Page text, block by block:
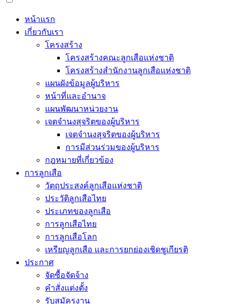
หน้าแรก
เกี่ยวกับเรา
โครงสร้าง
โครงสร้างคณะลูกเสือแห่งชาติ
โครงสร้างสำนักงานลูกเสือแห่งชาติ
แผนผังข้อมูลผู้บริหาร
หน้าที่และอำนาจ
แผนพัฒนาหน่วยงาน
เจตจำนงสุจริตของผู้บริหาร
เจตจำนงสุจริตของผู้บริหาร
การมีส่วนร่วมของผู้บริหาร
กฎหมายที่เกี่ยวข้อง
การลูกเสือ
วัตถุประสงค์ลูกเสือแห่งชาติ
ประวัติลูกเสือไทย
ประเภทของลูกเสือ
การลูกเสือไทย
การลูกเสือโลก
เหรียญลูกเสือ และการยกย่องเชิดชูเกียรติ
ประกาศ
จัดซื้อจัดจ้าง
คำสั่งแต่งตั้ง
รับสมัครงาน